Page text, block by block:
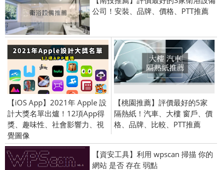
公司！安裝、品牌、價格、PTT推薦
【iOS App】2021年 Apple 設
計大獎名單出爐！12項App得
獎、趣味性、社會影響力、視
覺圖像
【桃園推薦】評價最好的5家
隔熱紙！汽車、大樓 窗戶、價
格、品牌、比較、PTT推薦
【資安工具】利用 wpscan 掃描 你的
網站 是否 存在 弱點